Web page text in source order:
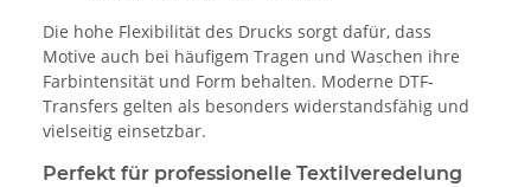
Die hohe Flexibilität des Drucks sorgt dafür, dass
Motive auch bei häufigem Tragen und Waschen ihre
Farbintensität und Form behalten. Moderne DTF-
Transfers gelten als besonders widerstandsfähig und
vielseitig einsetzbar.
Perfekt für professionelle Textilveredelung